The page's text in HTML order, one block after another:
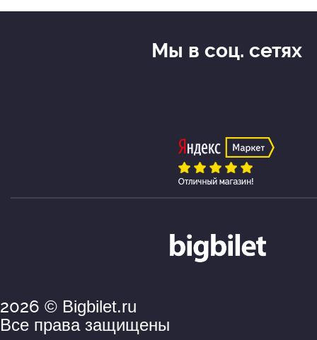
2026 © Bigbilet.ru
Все права защищены
Мы в соц. сетях